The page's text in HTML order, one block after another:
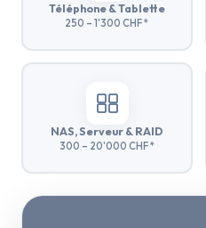
Téléphone & Tablette
250 – 1'300 CHF *
NAS, Serveur & RAID
300 – 20'000 CHF *